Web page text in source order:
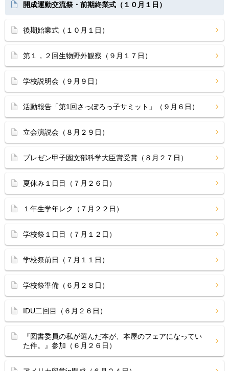
開成運動交流祭・前期終業式（１０月１日）
後期始業式（１０月１日）
第１，２回生物野外観察（９月１７日）
学校説明会（９月９日）
活動報告「第1回さっぽろっ子サミット」（９月６日）
立会演説会（８月２９日）
プレゼン甲子園文部科学大臣賞受賞（８月２７日）
夏休み１日目（７月２６日）
１年生学年レク（７月２２日）
学校祭１日目（７月１２日）
学校祭前日（７月１１日）
学校祭準備（６月２８日）
IDU二回目（６月２６日）
『図書委員の私が選んだ本が、本屋のフェアになってい
た件。』参加（６月２６日）